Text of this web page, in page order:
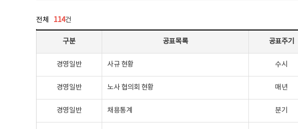
전체 114건
구분 공표목록 공표주기
경영일반 사규 현황 수시
경영일반 노사 협의회 현황 매년
경영일반 채용통계 분기